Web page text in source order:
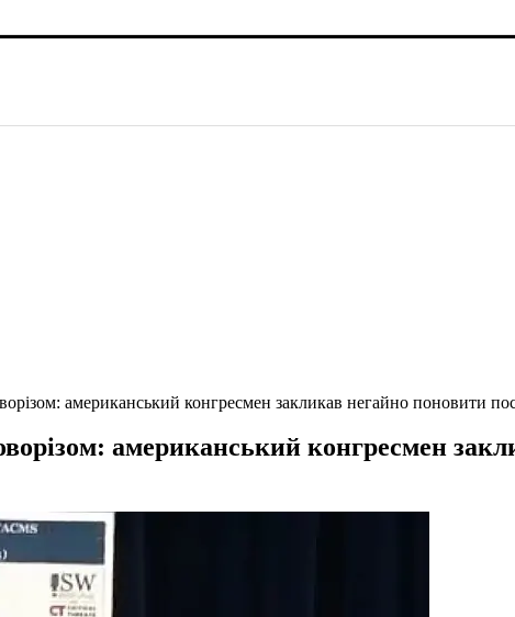
американський конгресмен закликав негайно поновити
американський конгресмен